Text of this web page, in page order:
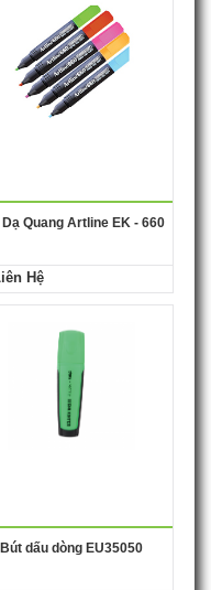
Dạ Quang Artline EK - 660
Hệ
Bút dấu dòng EU35050